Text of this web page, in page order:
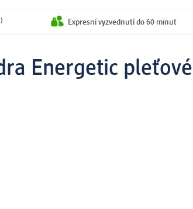
Expresní vyzvednutí do 60 minut
Energetic